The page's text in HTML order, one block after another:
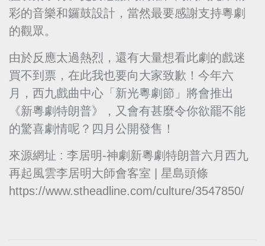
彩的音樂和鑼鼓設計，當然最要感謝支持粵劇
的觀眾。
由於反應太過熱烈，還有大量想看此劇的戲迷
買不到票，在此我也要向大家致歉！今年六
月，西九戲曲中心「新光粵劇節」將會推出
《新粵劇特朗普》，又會有甚麼令你欲罷不能
的驚喜劇情呢？四月公開發售！
來源網址 : 李居明-神劇新粵劇特朗普六月西九
再起風雲李居明大師會客室 | 星島頭條
https://www.stheadline.com/culture/3547850/